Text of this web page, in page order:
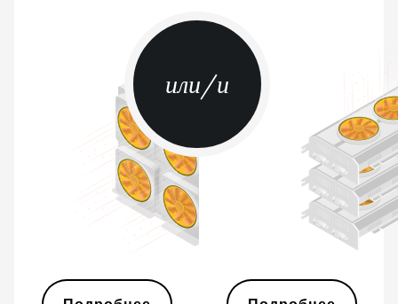
BITMAIN AntMiner S9 SE
BITMAIN AntMiner S9i
BITMAIN AntMiner S9j
BITMAIN AntMiner S9k
BITMAIN AntMiner T15
BITMAIN AntMiner T17
BITMAIN AntMiner T17+
или/и